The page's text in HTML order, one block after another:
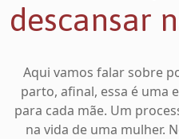
descansar
Aqui vamos falar sobre
parto, afinal, essa é uma
para cada mãe. Um
na vida de uma mulher.